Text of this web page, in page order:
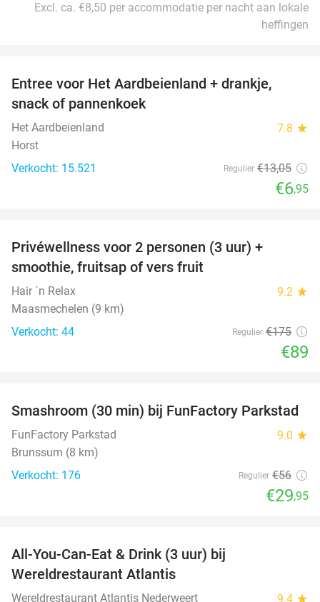
Excl. ca. €8,50 per accommodatie per nacht aan lokale
heffingen
Entree voor Het Aardbeienland + drankje,
snack of pannenkoek
Het Aardbeienland 7.8 star
Horst
Verkocht: 15.521
Regulier €13,05
€6,95
Privéwellness voor 2 personen (3 uur) +
smoothie, fruitsap of vers fruit
Hair ´n Relax 9.2 star
Maasmechelen (9 km)
Verkocht: 44
Regulier €175
€89
47%
Smashroom (30 min) bij FunFactory Parkstad
FunFactory Parkstad 9.0 star
Brunssum (8 km)
Verkocht: 176
Regulier €56
€29,95
All-You-Can-Eat & Drink (3 uur) bij
Wereldrestaurant Atlantis
Wereldrestaurant Atlantis Nederweert 9.4 star